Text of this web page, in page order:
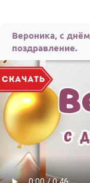
Вероника, с
поздравление.